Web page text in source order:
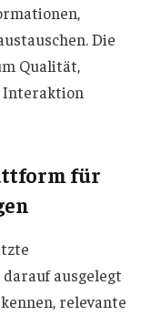
Die
Qualität,
Interaktion
für
ausgelegt
relevante